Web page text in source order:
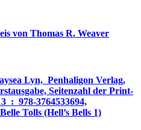
von Thomas R. Weaver
Lyn, ‎ Penhaligon Verlag,
Seitenzahl der Print-
the Belle Tolls (Hell’s Bells 1)